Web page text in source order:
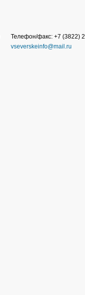
Телефон/факс: +7 (3822)
vseverskeinfo@mail.ru